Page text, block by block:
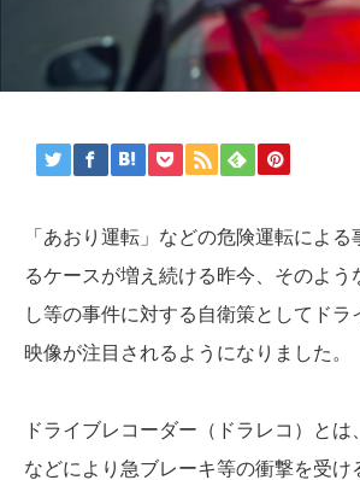
「あおり運転」などの危険運転によ
るケースが増え続ける昨今、そのよう
し等の事件に対する自衛策としてドラ
映像が注目されるようになりました。
ドライブレコーダー（ドラレコ）とは
などにより急ブレーキ等の衝撃を受け